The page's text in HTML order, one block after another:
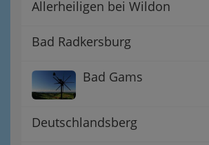
Allerheiligen bei Wildon
Bad Radkersburg
Bad Gams
Deutschlandsberg